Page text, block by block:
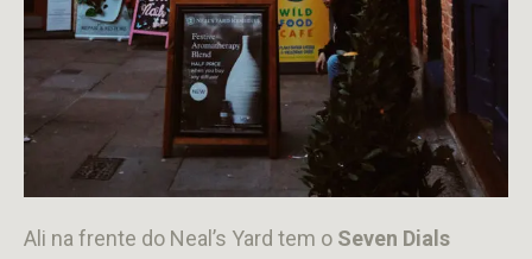
Ali na frente do Neal’s Yard tem o Seven Dials